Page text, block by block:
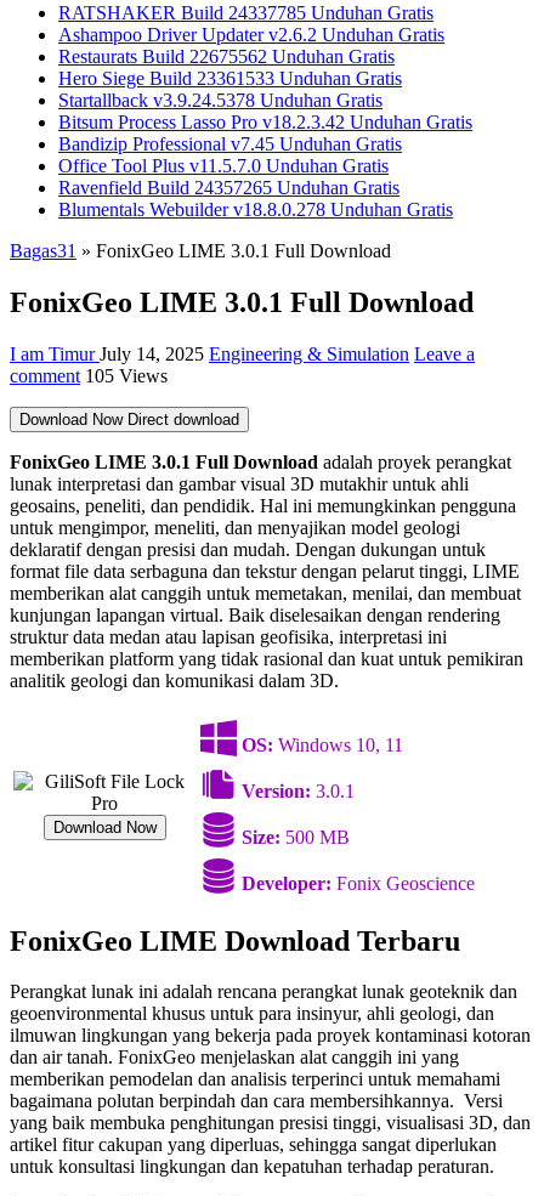
RATSHAKER Build 24337785 Unduhan Gratis
Ashampoo Driver Updater v2.6.2 Unduhan Gratis
Restaurats Build 22675562 Unduhan Gratis
Hero Siege Build 23361533 Unduhan Gratis
Startallback v3.9.24.5378 Unduhan Gratis
Bitsum Process Lasso Pro v18.2.3.42 Unduhan Gratis
Bandizip Professional v7.45 Unduhan Gratis
Office Tool Plus v11.5.7.0 Unduhan Gratis
Ravenfield Build 24357265 Unduhan Gratis
Blumentals Webuilder v18.8.0.278 Unduhan Gratis
Bagas31 » FonixGeo LIME 3.0.1 Full Download
FonixGeo LIME 3.0.1 Full Download
I am TimurJuly 14, 2025 Engineering & Simulation Leave a
comment 105 Views
Download Now Direct download
FonixGeo LIME 3.0.1 Full Download adalah proyek perangkat
lunak interpretasi dan gambar visual 3D mutakhir untuk ahli
geosains, peneliti, dan pendidik. Hal ini memungkinkan pengguna
untuk mengimpor, meneliti, dan menyajikan model geologi
deklaratif dengan presisi dan mudah. Dengan dukungan untuk
format file data serbaguna dan tekstur dengan pelarut tinggi, LIME
memberikan alat canggih untuk memetakan, menilai, dan membuat
kunjungan lapangan virtual. Baik diselesaikan dengan rendering
struktur data medan atau lapisan geofisika, interpretasi ini
memberikan platform yang tidak rasional dan kuat untuk pemikiran
analitik geologi dan komunikasi dalam 3D.
Download Now
OS: Windows 10, 11
Version: 3.0.1
Size: 500 MB
Developer: Fonix Geoscience
FonixGeo LIME Download Terbaru
Perangkat lunak ini adalah rencana perangkat lunak geoteknik dan
geoenvironmental khusus untuk para insinyur, ahli geologi, dan
ilmuwan lingkungan yang bekerja pada proyek kontaminasi kotoran
dan air tanah. FonixGeo menjelaskan alat canggih ini yang
memberikan pemodelan dan analisis terperinci untuk memahami
bagaimana polutan berpindah dan cara membersihkannya. Versi
yang baik membuka penghitungan presisi tinggi, visualisasi 3D, dan
artikel fitur cakupan yang diperluas, sehingga sangat diperlukan
untuk konsultasi lingkungan dan kepatuhan terhadap peraturan.